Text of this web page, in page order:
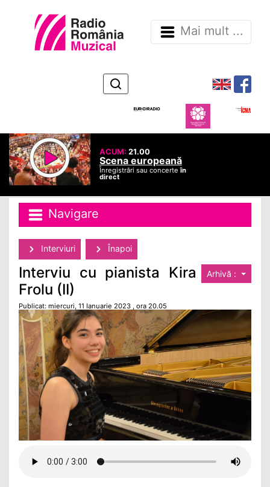
Mai mult ...
ACUM: 21.00
Scena europeană
Înregistrări sau concerteîn
direct
Navigare
Interviuri Înapoi
Arhivă :
Interviu cu pianista Kira
Frolu (II)
Publicat: miercuri, 11 Ianuarie 2023 , ora 20.05